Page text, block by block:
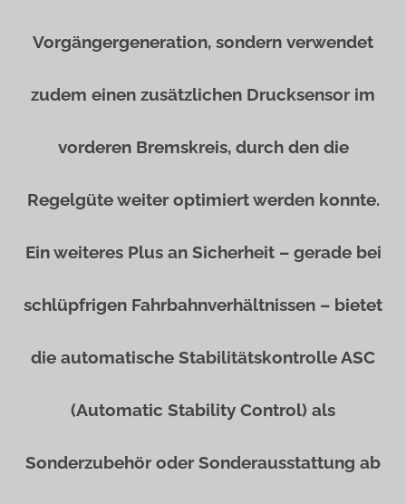
Vorgängergeneration, sondern verwendet
zudem einen zusätzlichen Drucksensor im
vorderen Bremskreis, durch den die
Regelgüte weiter optimiert werden konnte.
Ein weiteres Plus an Sicherheit – gerade bei
schlüpfrigen Fahrbahnverhältnissen – bietet
die automatische Stabilitätskontrolle ASC
(Automatic Stability Control) als
Sonderzubehör oder Sonderausstattung ab